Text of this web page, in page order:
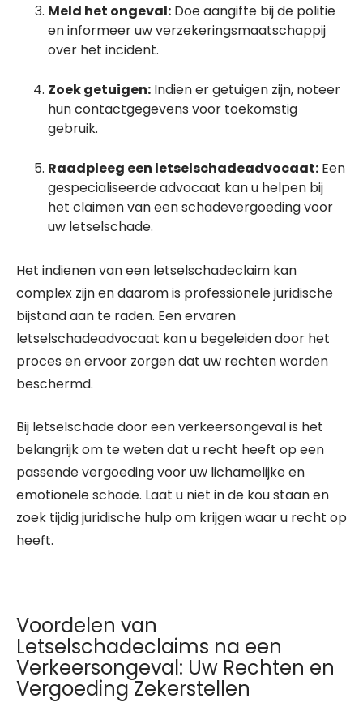
Meld het ongeval: Doe aangifte bij de politie
en informeer uw verzekeringsmaatschappij
over het incident.
Zoek getuigen: Indien er getuigen zijn, noteer
hun contactgegevens voor toekomstig
gebruik.
Raadpleeg een letselschadeadvocaat: Een
gespecialiseerde advocaat kan u helpen bij
het claimen van een schadevergoeding voor
uw letselschade.
Het indienen van een letselschadeclaim kan
complex zijn en daarom is professionele juridische
bijstand aan te raden. Een ervaren
letselschadeadvocaat kan u begeleiden door het
proces en ervoor zorgen dat uw rechten worden
beschermd.
Bij letselschade door een verkeersongeval is het
belangrijk om te weten dat u recht heeft op een
passende vergoeding voor uw lichamelijke en
emotionele schade. Laat u niet in de kou staan en
zoek tijdig juridische hulp om krijgen waar u recht op
heeft.
Voordelen van
Letselschadeclaims na een
Verkeersongeval: Uw Rechten en
Vergoeding Zekerstellen